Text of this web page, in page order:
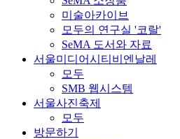
미술아카이브
모두의 연구실 '코랄'
SeMA 도서와 자료
서울미디어시티비엔날레
모두
SMB 웹시스템
서울사진축제
모두
방문하기